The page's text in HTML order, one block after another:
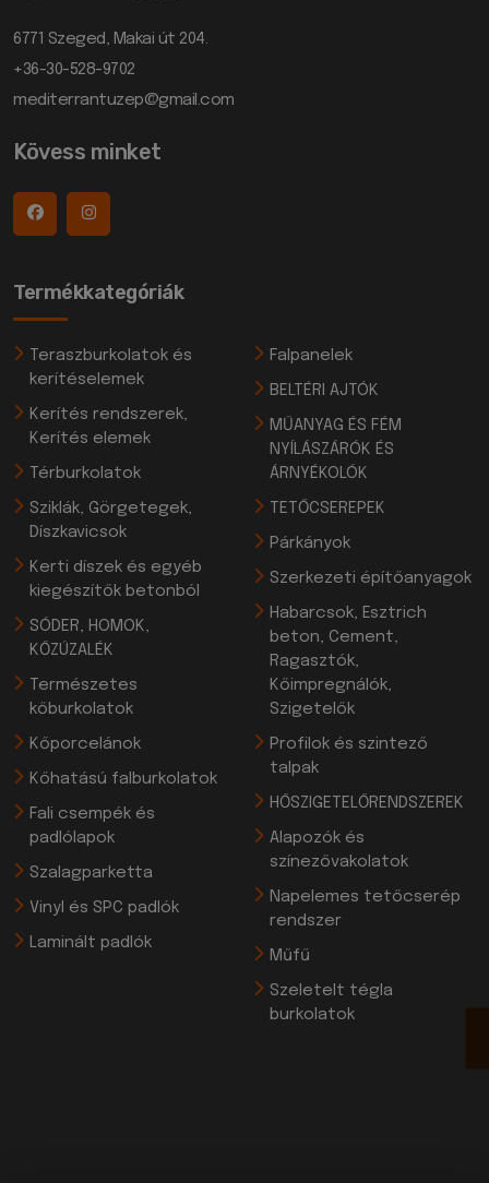
6771 Szeged, Makai út 204.
+36-30-528-9702
mediterrantuzep@gmail.com
Kövess minket
Termékkategóriák
Teraszburkolatok és
kerítéselemek
Kerítés rendszerek,
Kerítés elemek
Térburkolatok
Sziklák, Görgetegek,
Díszkavicsok
Kerti díszek és egyéb
kiegészítők betonból
SÓDER, HOMOK,
KŐZÚZALÉK
Természetes
kőburkolatok
Kőporcelánok
Kőhatású falburkolatok
Fali csempék és
padlólapok
Szalagparketta
Vinyl és SPC padlók
Laminált padlók
Falpanelek
BELTÉRI AJTÓK
MŰANYAG ÉS FÉM
NYÍLÁSZÁRÓK ÉS
ÁRNYÉKOLÓK
TETŐCSEREPEK
Párkányok
Szerkezeti építőanyagok
Habarcsok, Esztrich
beton, Cement,
Ragasztók,
Kőimpregnálók,
Szigetelők
Profilok és szintező
talpak
HŐSZIGETELŐRENDSZEREK
Alapozók és
színezővakolatok
Napelemes tetőcserép
rendszer
Műfű
Szeletelt tégla
burkolatok